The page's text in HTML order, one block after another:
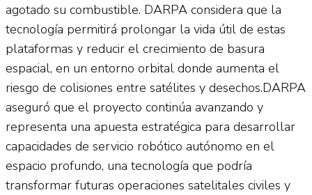
agotado su combustible. DARPA considera que la
tecnología permitirá prolongar la vida útil de estas
plataformas y reducir el crecimiento de basura
espacial, en un entorno orbital donde aumenta el
riesgo de colisiones entre satélites y desechos.DARPA
aseguró que el proyecto continúa avanzando y
representa una apuesta estratégica para desarrollar
capacidades de servicio robótico autónomo en el
espacio profundo, una tecnología que podría
transformar futuras operaciones satelitales civiles y